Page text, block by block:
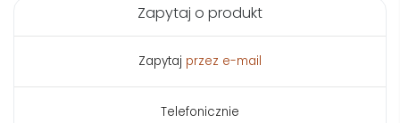
Zapytaj o produkt
Zapytaj przez e-mail
Telefonicznie